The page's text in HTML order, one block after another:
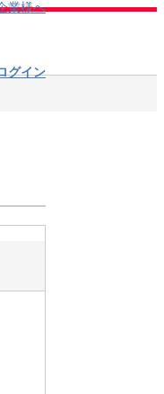
業様へ
グイン